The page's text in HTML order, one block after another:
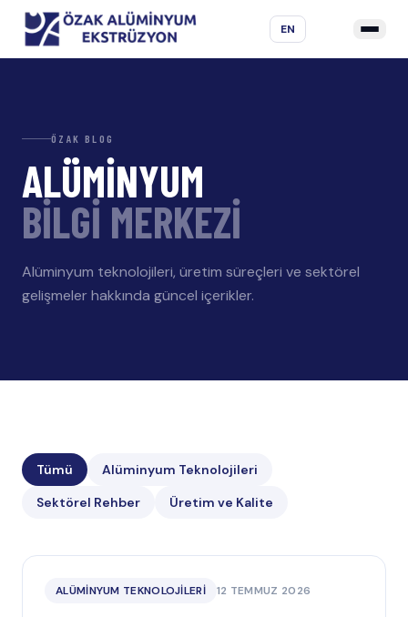
EN
ÖZAK BLOG
ALÜMİNYUM
BİLGİ MERKEZİ
Alüminyum teknolojileri, üretim süreçleri ve sektörel
gelişmeler hakkında güncel içerikler.
Tümü
Alüminyum Teknolojileri
Sektörel Rehber
Üretim ve Kalite
ALÜMINYUM TEKNOLOJILERI 12 TEMMUZ 2026